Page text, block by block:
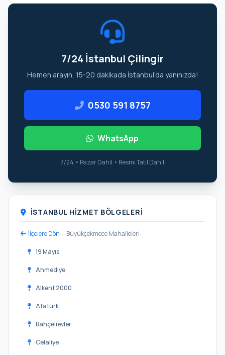
7/24 İstanbul Çilingir
Hemen arayın, 15-20 dakikada İstanbul’da yanınızda!
0530 591 8757
WhatsApp
7/24 • Pazar Dahil • Resmi Tatil Dahil
İSTANBUL HIZMET BÖLGELERI
İlçelere Dön— Büyükçekmece Mahalleleri:
19 Mayıs
Ahmediye
Alkent 2000
Atatürk
Bahçelievler
Celaliye